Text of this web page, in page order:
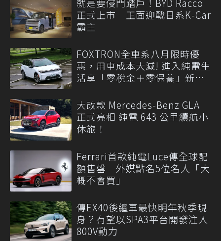
就是要侵門踏戶！BYD Racco
正式上市 正面迎戰日系K-Car
霸主
FOXTRON全車系八月限時優
惠，用車成本大減! 進入純電生
活享「零稅金＋零保養」新時
大改款 Mercedes-Benz GLA
正式亮相 純電 643 公里續航小
休旅！
Ferrari首款純電Luce傳全球配
額售罄 外媒點名5位名人「大
概不會買」
傳EX40後繼車最快明年秋季現
身？有望以SPA3平台開發注入
800V動力